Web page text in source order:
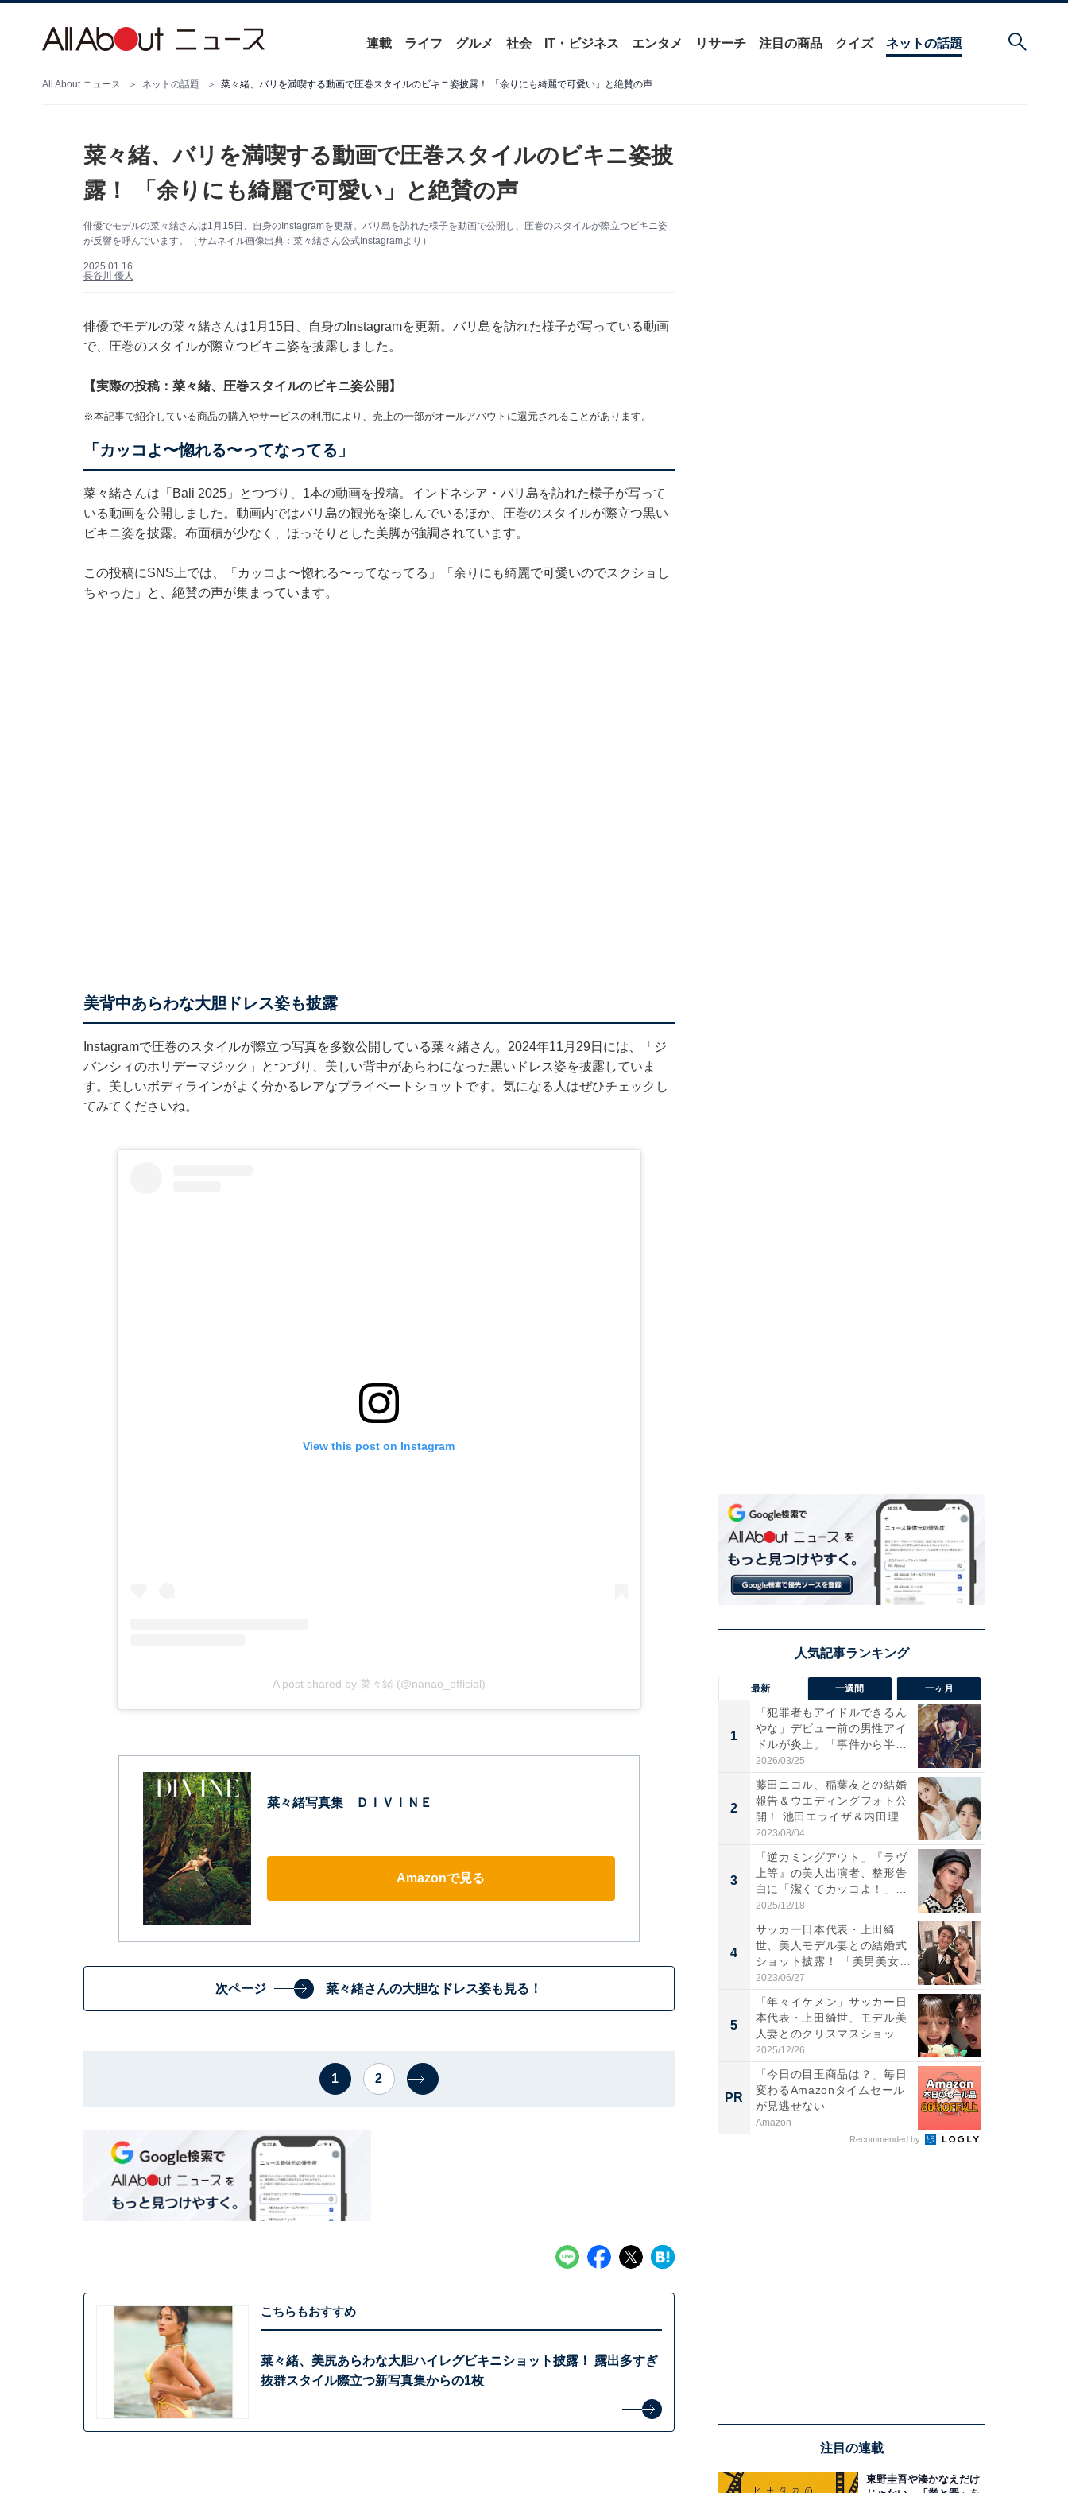
連載 ライフ グルメ 社会 IT・ビジネス エンタメ リサーチ 注目の商品 クイズ ネットの話題
All About ニュース ネットの話題 菜々緒、バリを満喫する動画で圧巻スタイルのビキニ姿披露！ 「余りにも綺麗で可愛い」と絶賛の声
菜々緒、バリを満喫する動画で圧巻スタイルのビキニ姿披
露！ 「余りにも綺麗で可愛い」と絶賛の声
俳優でモデルの菜々緒さんは1月15日、自身のInstagramを更新。バリ島を訪れた様子を動画で公開し、圧巻のスタイルが際立つビキニ姿
が反響を呼んでいます。（サムネイル画像出典：菜々緒さん公式Instagramより）
2025.01.16
長谷川 優人
俳優でモデルの菜々緒さんは1月15日、自身のInstagramを更新。バリ島を訪れた様子が写っている動画
で、圧巻のスタイルが際立つビキニ姿を披露しました。
【実際の投稿：菜々緒、圧巻スタイルのビキニ姿公開】
※本記事で紹介している商品の購入やサービスの利用により、売上の一部がオールアバウトに還元されることがあります。
「カッコよ〜惚れる〜ってなってる」
菜々緒さんは「Bali 2025」とつづり、1本の動画を投稿。インドネシア・バリ島を訪れた様子が写って
いる動画を公開しました。動画内ではバリ島の観光を楽しんでいるほか、圧巻のスタイルが際立つ黒い
ビキニ姿を披露。布面積が少なく、ほっそりとした美脚が強調されています。
この投稿にSNS上では、「カッコよ〜惚れる〜ってなってる」「余りにも綺麗で可愛いのでスクショし
ちゃった」と、絶賛の声が集まっています。
美背中あらわな大胆ドレス姿も披露
Instagramで圧巻のスタイルが際立つ写真を多数公開している菜々緒さん。2024年11月29日には、「ジ
バンシィのホリデーマジック」とつづり、美しい背中があらわになった黒いドレス姿を披露していま
す。美しいボディラインがよく分かるレアなプライベートショットです。気になる人はぜひチェックし
てみてくださいね。
View this post on Instagram
A post shared by 菜々緒 (@nanao_official)
菜々緒写真集 ＤＩＶＩＮＥ
Amazonで見る
次ページ 菜々緒さんの大胆なドレス姿も見る！
1 2
こちらもおすすめ
菜々緒、美尻あらわな大胆ハイレグビキニショット披露！ 露出多すぎ
抜群スタイル際立つ新写真集からの1枚
最新 一週間 一ヶ月
1
「犯罪者もアイドルできるん
やな」デビュー前の男性アイ
ドルが炎上。「事件から半年
も...
2026/03/25
2
藤田ニコル、稲葉友との結婚
報告＆ウエディングフォト公
開！ 池田エライザ＆内田理
央...
2023/08/04
3
「逆カミングアウト」『ラヴ
上等』の美人出演者、整形告
白に「潔くてカッコよ！」
「好...
2025/12/18
4
サッカー日本代表・上田綺
世、美人モデル妻との結婚式
ショット披露！ 「美男美女」
「...
2023/06/27
5
「年々イケメン」サッカー日
本代表・上田綺世、モデル美
人妻とのクリスマスショット
に...
2025/12/26
PR
「今日の目玉商品は？」毎日
変わるAmazonタイムセール
が見逃せない
Amazon
Recommended by
注目の連載
東野圭吾や湊かなえだけ